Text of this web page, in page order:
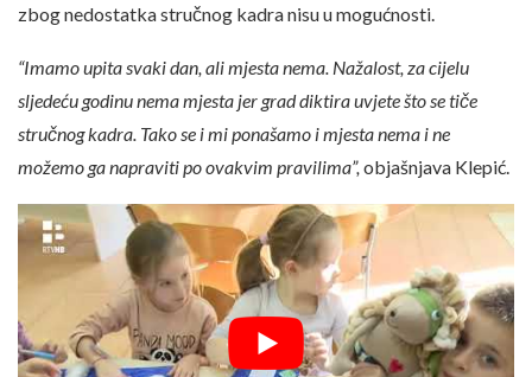
zbog nedostatka stručnog kadra nisu u mogućnosti.
“Imamo upita svaki dan, ali mjesta nema. Nažalost, za cijelu
sljedeću godinu nema mjesta jer grad diktira uvjete što se tiče
stručnog kadra. Tako se i mi ponašamo i mjesta nema i ne
možemo ga napraviti po ovakvim pravilima”, objašnjava Klepić.